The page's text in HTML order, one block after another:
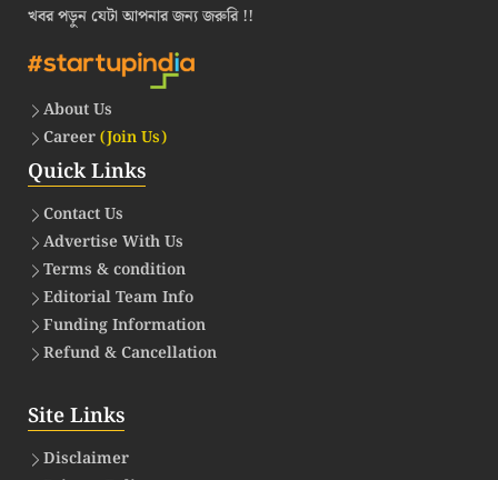
খবর পড়ুন যেটা আপনার জন্য জরুরি !!
About Us
Career(Join Us)
Quick Links
Contact Us
Advertise With Us
Terms & condition
Editorial Team Info
Funding Information
Refund & Cancellation
Site Links
Disclaimer